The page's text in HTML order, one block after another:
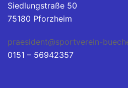
Siedlungstraße 50
75180 Pforzheim
praesident@sportverein-
0151 – 56942357